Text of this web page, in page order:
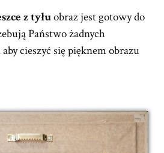
z tyłuobraz jest gotowy do
Państwo żadnych
cieszyć się pięknem obrazu